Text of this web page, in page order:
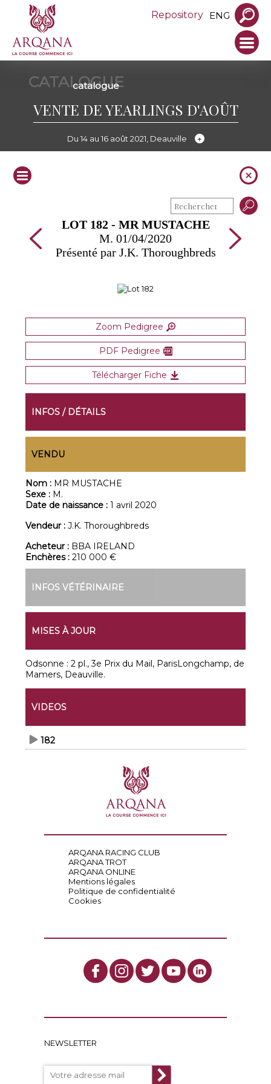
Repository ENG
CATALOGUE
catalogue
VENTE DE YEARLINGS D'AOÛT
Du 14 au 16 août 2021, Deauville
LOT 182 - MR MUSTACHE
M. 01/04/2020
Présenté par J.K. Thoroughbreds
Zoom Pedigree
PDF Pedigree
Télécharger Fiche
INFOS / DÉTAILS
VENDU
Nom : MR MUSTACHE
Sexe : M.
Date de naissance :1 avril 2020
Vendeur :J.K. Thoroughbreds
Acheteur : BBA IRELAND
Enchères :210 000 €
INFOS VÉTÉRINAIRE
MISES À JOUR
Odsonne : 2 pl., 3e Prix du Mail, ParisLongchamp, de
Mamers, Deauville.
VIDEOS
182
ARQANA RACING CLUB
ARQANA TROT
ARQANA ONLINE
Mentions légales
Politique de confidentialité
Cookies
NEWSLETTER